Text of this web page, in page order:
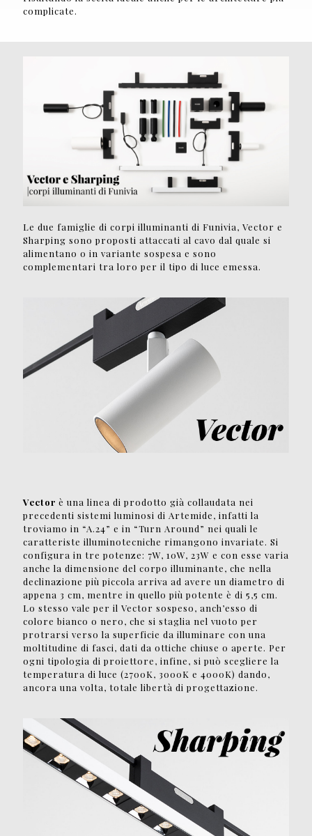
complicate.
Le due famiglie di corpi illuminanti di Funivia, Vector e
Sharping sono proposti attaccati al cavo dal quale si
alimentano o in variante sospesa e sono
complementari tra loro per il tipo di luce emessa.
Vector è una linea di prodotto già collaudata nei
precedenti sistemi luminosi di Artemide, infatti la
troviamo in “A.24” e in “Turn Around” nei quali le
caratteriste illuminotecniche rimangono invariate. Si
configura in tre potenze: 7W, 10W, 23W e con esse varia
anche la dimensione del corpo illuminante, che nella
declinazione più piccola arriva ad avere un diametro di
appena 3 cm, mentre in quello più potente è di 5,5 cm.
Lo stesso vale per il Vector sospeso, anch’esso di
colore bianco o nero, che si staglia nel vuoto per
protrarsi verso la superficie da illuminare con una
moltitudine di fasci, dati da ottiche chiuse o aperte. Per
ogni tipologia di proiettore, infine, si può scegliere la
temperatura di luce (2700K, 3000K e 4000K) dando,
ancora una volta, totale libertà di progettazione.